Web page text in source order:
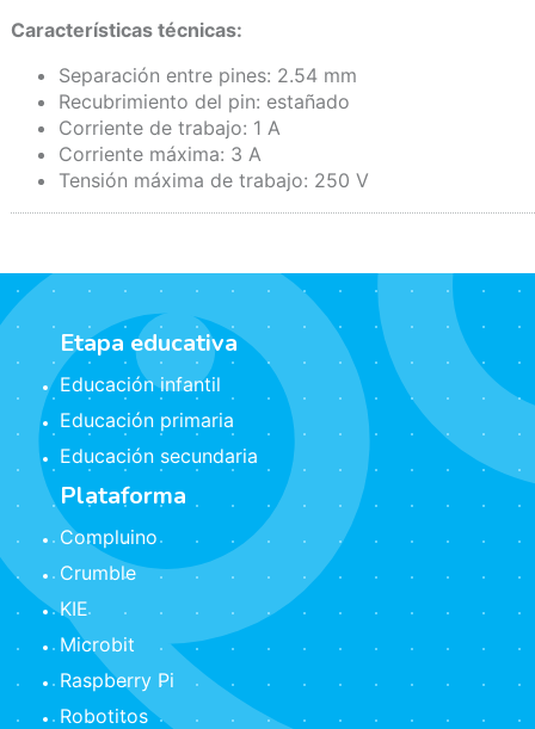
Características técnicas:
Separación entre pines: 2.54 mm
Recubrimiento del pin: estañado
Corriente de trabajo: 1 A
Corriente máxima: 3 A
Tensión máxima de trabajo: 250 V
Etapa educativa
Educación infantil
Educación primaria
Educación secundaria
Plataforma
Compluino
Crumble
KIE
Microbit
Raspberry Pi
Robotitos